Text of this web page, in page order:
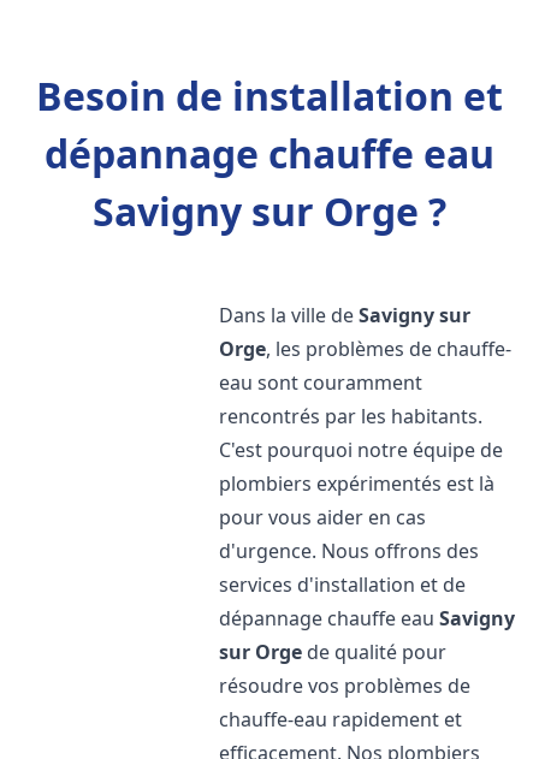
Besoin de installation et
dépannage chauffe eau
Savigny sur Orge ?
Dans la ville deSavigny sur
Orge, les problèmes de chauffe-
eau sont couramment
rencontrés par les habitants.
C'est pourquoi notre équipe de
plombiers expérimentés est là
pour vous aider en cas
d'urgence. Nous offrons des
services d'installation et de
dépannage chauffe eauSavigny
sur Orge de qualité pour
résoudre vos problèmes de
chauffe-eau rapidement et
efficacement. Nos plombiers